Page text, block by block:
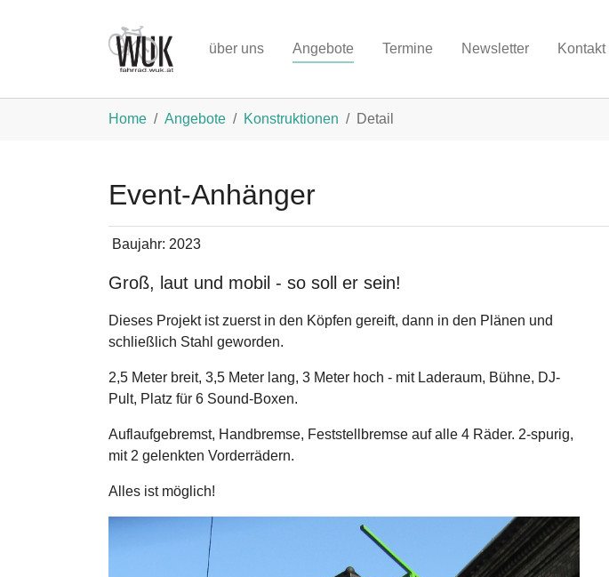
über uns Angebote Termine Newsletter Kontakt
Home Angebote Konstruktionen Detail
Event-Anhänger
Baujahr: 2023
Groß, laut und mobil - so soll er sein!
Dieses Projekt ist zuerst in den Köpfen gereift, dann in den Plänen und
schließlich Stahl geworden.
2,5 Meter breit, 3,5 Meter lang, 3 Meter hoch - mit Laderaum, Bühne, DJ-
Pult, Platz für 6 Sound-Boxen.
Auflaufgebremst, Handbremse, Feststellbremse auf alle 4 Räder. 2-spurig,
mit 2 gelenkten Vorderrädern.
Alles ist möglich!